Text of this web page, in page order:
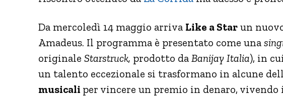
Da mercoledì 14 maggio arriva Like a Star un
Amadeus. Il programma è presentato come una
originale Starstruck, prodotto da Banijay Italia), in
un talento eccezionale si trasformano in alcune
musicali per vincere un premio in denaro,